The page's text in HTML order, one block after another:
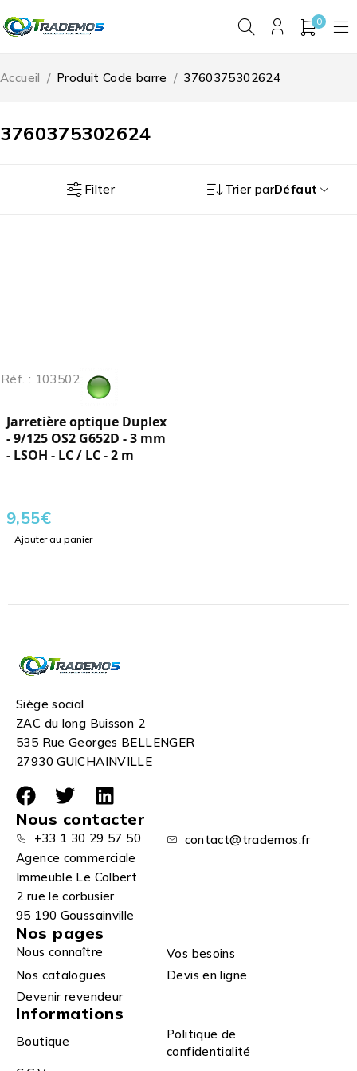
0
3760375302624
Accueil / Produit Code barre / 3760375302624
Filter Trier parDéfaut
Réf. : 103502
Jarretière optique Duplex
- 9/125 OS2 G652D - 3 mm
- LSOH - LC / LC - 2 m
9,55€
Ajouter au panier
Siège social
ZAC du long Buisson 2
535 Rue Georges BELLENGER
27930 GUICHAINVILLE
Nous contacter
+33 1 30 29 57 50
contact@trademos.fr
Agence commerciale
Immeuble Le Colbert
2 rue le corbusier
95 190 Goussainville
Nos pages
Nous connaître
Vos besoins
Nos catalogues
Devis en ligne
Devenir revendeur
Informations
Boutique
Politique de
confidentialité